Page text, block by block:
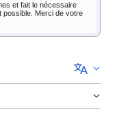
et fait le nécessaire
possible. Merci de votre